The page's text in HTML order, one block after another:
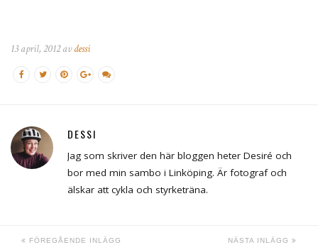
13 april, 2012 avdessi
DESSI
Jag som skriver den här bloggen heter Desiré och
bor med min sambo i Linköping. Är fotograf och
älskar att cykla och styrketräna.
FÖREGÅENDE INLÄGG NÄSTA INLÄGG